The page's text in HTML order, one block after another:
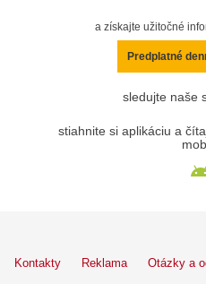
a získajte užitočné
Predplatné
sledujte naše
stiahnite si aplikáciu a
Kontakty Reklama Otázky a